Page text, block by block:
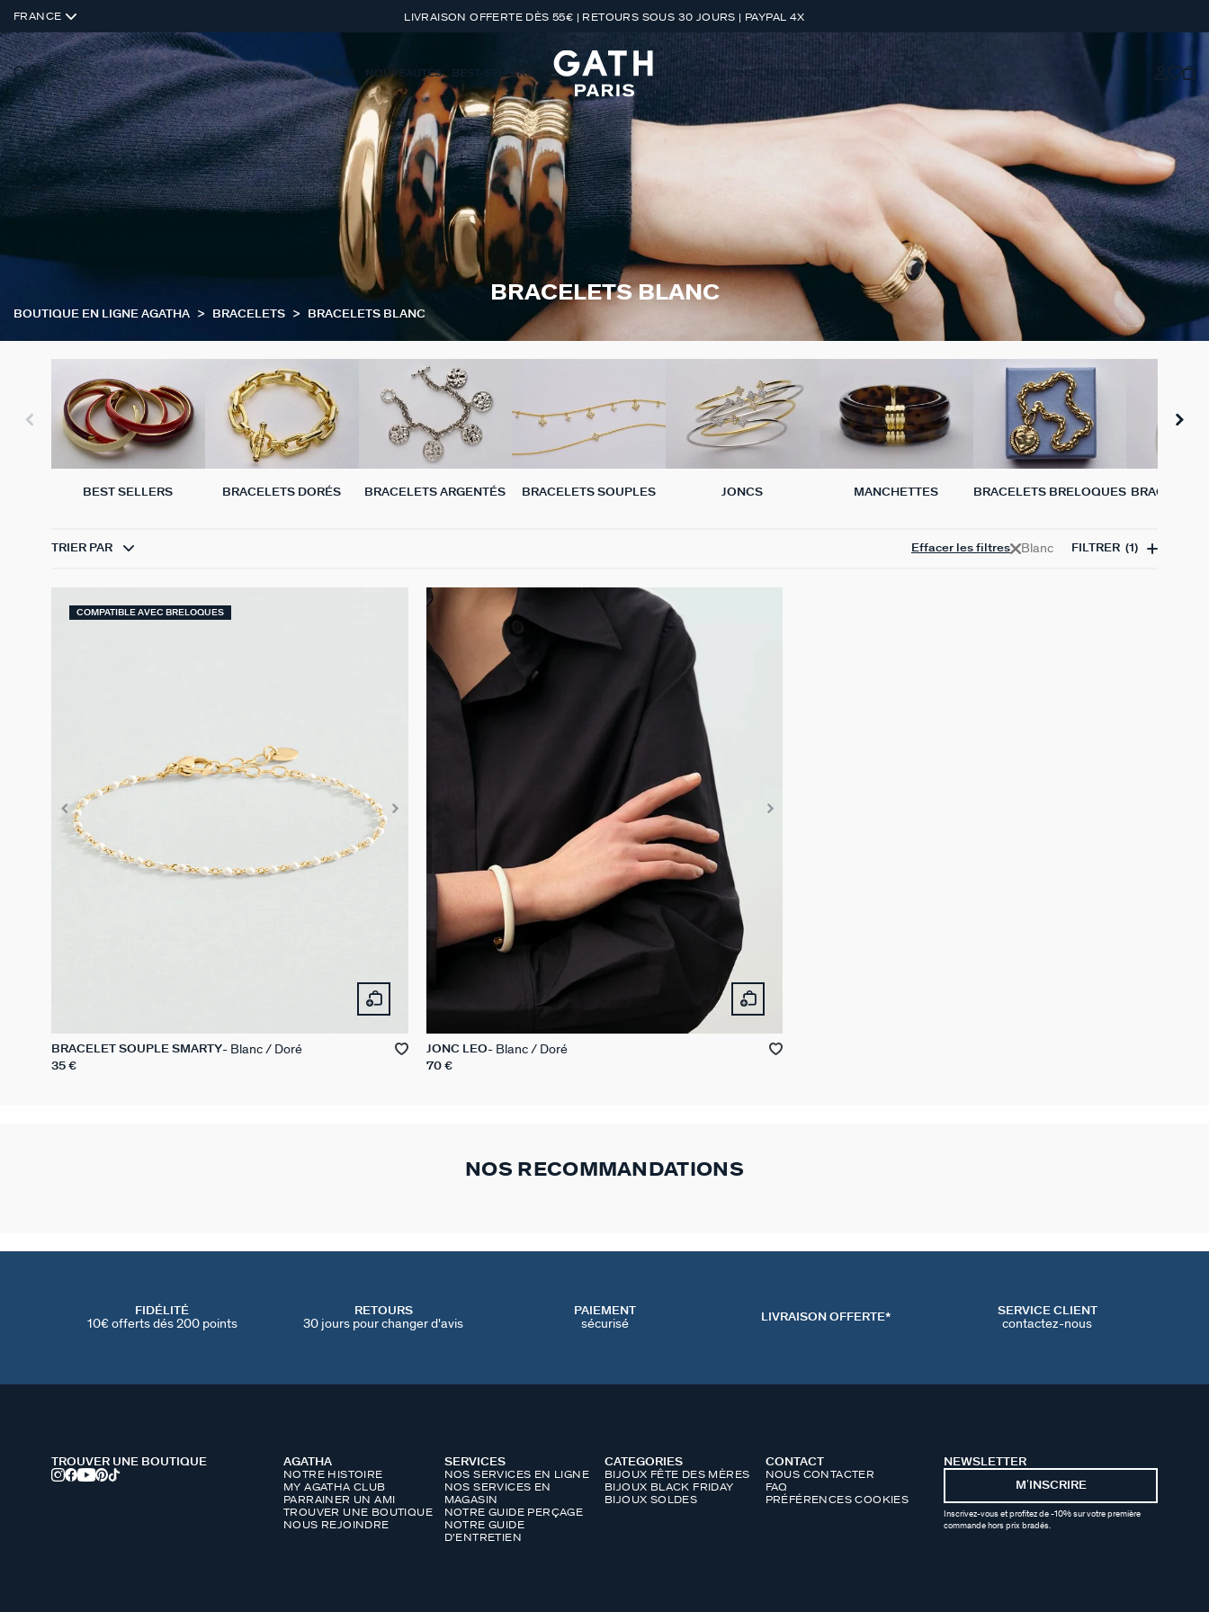
FRANCE LIVRAISON OFFERTE DÈS 55€ | RETOURS SOUS 30 JOURS | PAYPAL 4X
NOUVEAUTÉS BEST-SELLERS COLLECTIONS NOTRE HISTOIRE
BRACELETS BLANC
BEST SELLERS BRACELETS DORÉS BRACELETS ARGENTÉS BRACELETS SOUPLES JONCS MANCHETTES BRACELETS BRELOQUES BRACELETS
BOUTIQUE EN LIGNE AGATHA BRACELETS BRACELETS BLANC
TRIER PAR Blanc
Effacer les filtres FILTRER (1)
COMPATIBLE AVEC BRELOQUES
BRACELET SOUPLE SMARTY Blanc / Doré
35 €
JONC LEO Blanc / Doré
70 €
NOS RECOMMANDATIONS
FIDÉLITÉ
10€ offerts dés 200 points
RETOURS
30 jours pour changer d'avis
PAIEMENT
sécurisé LIVRAISON OFFERTE*
SERVICE CLIENT
contactez-nous
NEWSLETTER
MʼINSCRIRE
Inscrivez-vous et profitez de -10% sur votre première
commande hors prix bradés.
AGATHA
NOTRE HISTOIRE
MY AGATHA CLUB
PARRAINER UN AMI
TROUVER UNE BOUTIQUE
NOUS REJOINDRE
SERVICES
NOS SERVICES EN LIGNE
NOS SERVICES EN
MAGASIN
NOTRE GUIDE PERÇAGE
NOTRE GUIDE
D'ENTRETIEN
CATEGORIES
BIJOUX FÊTE DES MÈRES
BIJOUX BLACK FRIDAY
BIJOUX SOLDES
CONTACT
NOUS CONTACTER
FAQ
PRÉFÉRENCES COOKIES
TROUVER UNE BOUTIQUE